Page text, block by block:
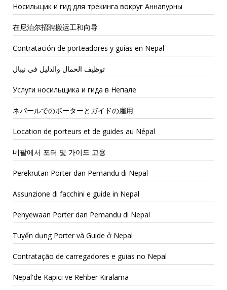
Носильщик и гид для трекинга вокруг Аннапурны
在尼泊尔招聘搬运工和向导
Contratación de porteadores y guías en Nepal
توظيف الحمال والدليل في نيبال
Услуги носильщика и гида в Непале
ネパールでのポーターとガイドの雇用
Location de porteurs et de guides au Népal
네팔에서 포터 및 가이드 고용
Perekrutan Porter dan Pemandu di Nepal
Assunzione di facchini e guide in Nepal
Penyewaan Porter dan Pemandu di Nepal
Tuyển dụng Porter và Guide ở Nepal
Contratação de carregadores e guias no Nepal
Nepal'de Kapıcı ve Rehber Kiralama